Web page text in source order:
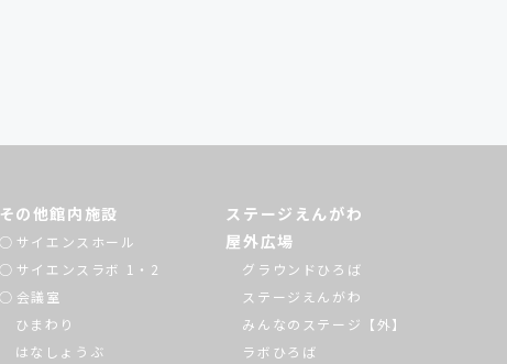
その他館内施設
サイエンスホール
サイエンスラボ 1・2
会議室
ひまわり
はなしょうぶ
ステージえんがわ
屋外広場
グラウンドひろば
ステージえんがわ
みんなのステージ【外】
ラボひろば